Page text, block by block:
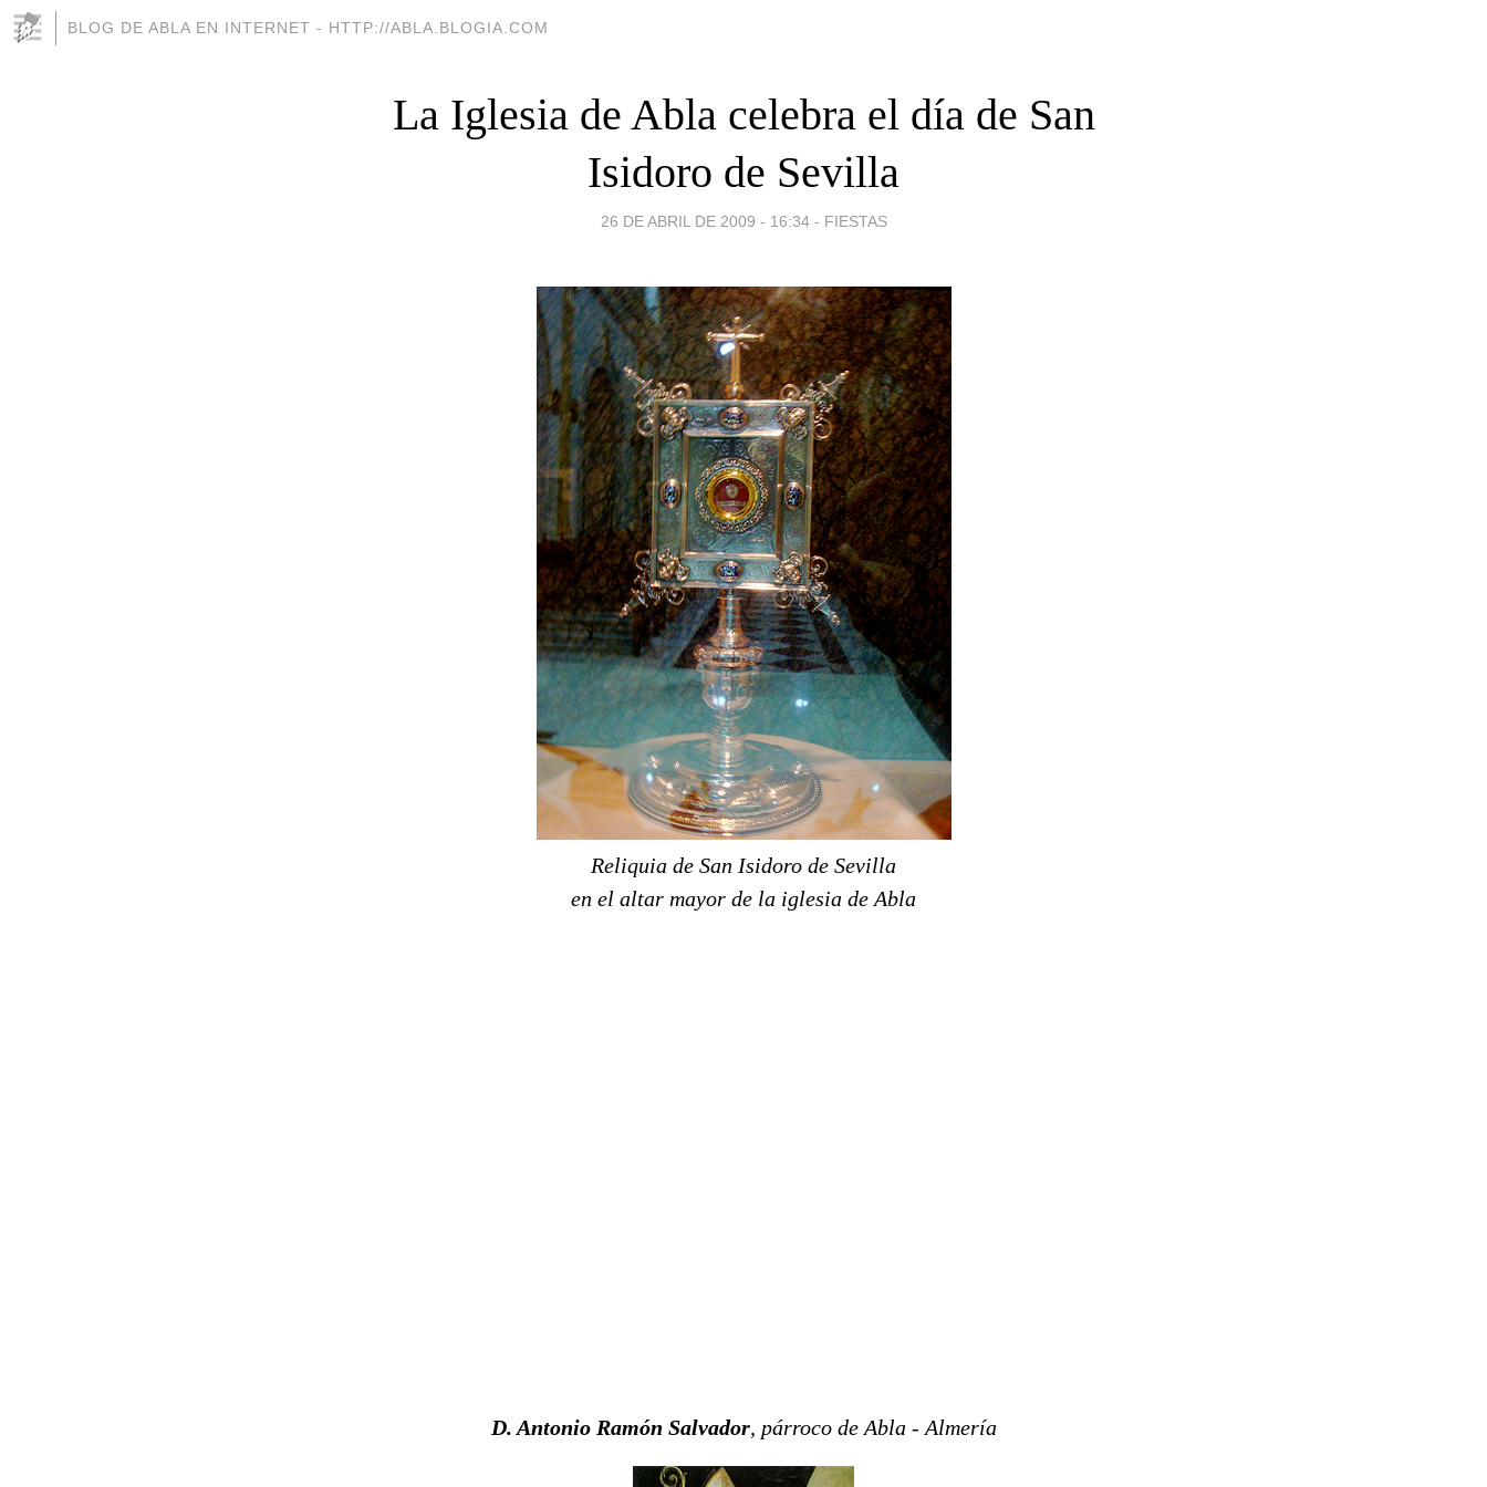
BLOG DE ABLA EN INTERNET - HTTP://ABLA.BLOGIA.COM
La Iglesia de Abla celebra el día de San
Isidoro de Sevilla
26 DE ABRIL DE 2009 - 16:34 - FIESTAS
Reliquia de San Isidoro de Sevilla
en el altar mayor de la iglesia de Abla
D. Antonio Ramón Salvador, párroco de Abla - Almería